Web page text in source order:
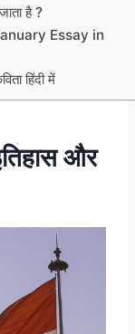
है ?
Essay in
हिंदी में
और